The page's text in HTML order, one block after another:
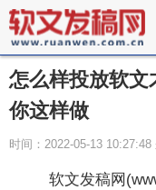
怎么样投放软文
你这样做
时间：2022-05-13 10:27:48
软文发稿网